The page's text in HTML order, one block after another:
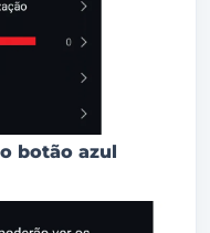
botão azul